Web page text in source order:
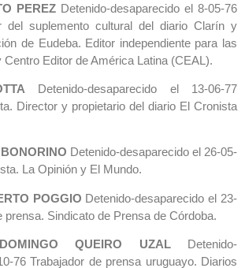
PEREZ Detenido-desaparecido el 8-05-76
del suplemento cultural del diario Clarín y
de Eudeba. Editor independiente para las
Editor de América Latina (CEAL).
Detenido-desaparecido el 13-06-77
Director y propietario del diario El Cronista
Detenido-desaparecido el 26-05-
La Opinión y El Mundo.
POGGIO Detenido-desaparecido el 23-
prensa. Sindicato de Prensa de Córdoba.
QUEIRO UZALDetenido-
76 Trabajador de prensa uruguayo. Diarios